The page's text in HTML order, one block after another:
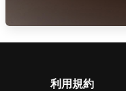
利用規約